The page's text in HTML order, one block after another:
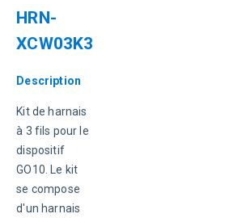
HRN-
XCW03K3
Description
Kit de harnais
à 3 fils pour le
dispositif
GO10. Le kit
se compose
d'un harnais